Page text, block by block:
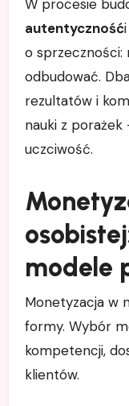
W procesie
autentyczność
o sprzeczności:
odbudować.
rezultatów i
nauki z
uczciwość.
modele
Monetyzacja w
formy. Wybór
kompetencji,
klientów.